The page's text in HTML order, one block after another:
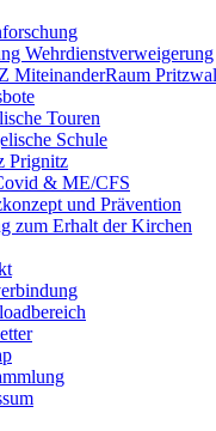
Wehrdienstverweigerung
MiteinanderRaum
Touren
Schule
Prignitz
& ME/CFS
und Prävention
zum Erhalt der Kirchen